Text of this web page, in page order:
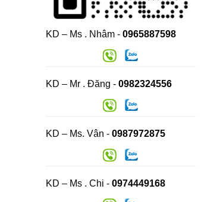
KD – Ms . Nhâm - 0965887598
KD – Mr . Đăng - 0982324556
KD – Ms. Vân - 0987972875
KD – Ms . Chi - 0974449168